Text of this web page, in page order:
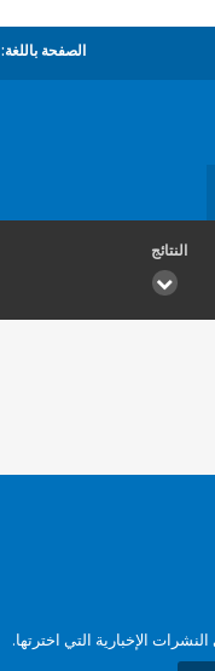
الصفحة باللغة:
النتائج
الإخبارية التي اخترتها.